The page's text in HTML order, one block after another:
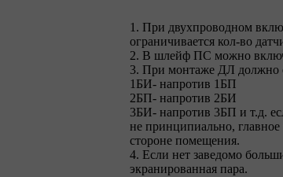
1. При двухпроводном
ограничивается кол-во
2. В шлейф ПС можно
3. При монтаже ДЛ должно
1БИ- напротив 1БП
2БП- напротив 2БИ
3БИ- напротив 3БП и т.д.
не принципиально,
стороне помещения.
4. Если нет заведомо
экранированная пара.